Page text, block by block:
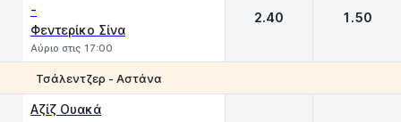
-
Φεντερίκο Σίνα
Αύριο στις 17:00
2.40 1.50
Τσάλεντζερ - Αστάνα
Αζίζ Ουακά